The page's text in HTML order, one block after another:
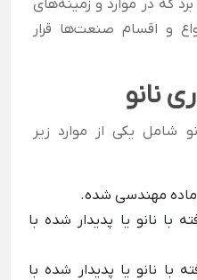
که در موارد و زمینه‌های
و اقسام صنعت‌ها قرار
نانو
شامل یکی از موارد زیر
مهندسی شده.
با نانو یا پدیدار شده با
با نانو یا پدیدار شده با